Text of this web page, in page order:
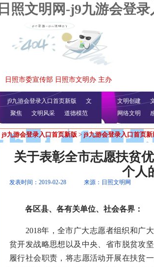
日照文明网-j9九游会登
日照市委宣传部 日照市文明办 主办
j9九游会登录入口首页新版
文
明播报
公益视频
聚焦 文明风采 道德模范
文明创建
网络文明
j9九游会登录入口首页新版 > j9九游会登录入口首页
关于表彰全市志愿扶贫
个人
发表时间：2019-02-28 来源：日照文明网
各区县、各有关单位、社会各界：
2018年，全市广大志愿者组织和广大
贫开发战略思想以及中央、省市脱贫攻
履行社会职责，将志愿活动开展在扶贫